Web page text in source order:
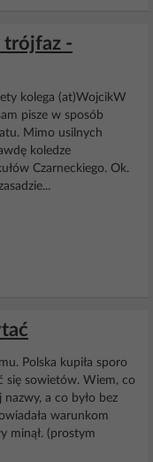
trójfaz -
kolega (at)WojcikW
pisze w sposób
Mimo usilnych
koledze
Czarneckiego. Ok.
Polska kupiła sporo
się sowietów. Wiem, co
nazwy, a co było bez
warunkom
minął. (prostym